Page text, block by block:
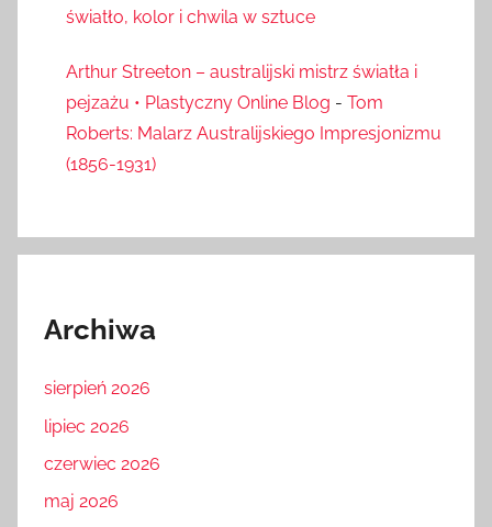
światło, kolor i chwila w sztuce
Arthur Streeton – australijski mistrz światła i
pejzażu • Plastyczny Online Blog - Tom
Roberts: Malarz Australijskiego Impresjonizmu
(1856-1931)
Archiwa
sierpień 2026
lipiec 2026
czerwiec 2026
maj 2026